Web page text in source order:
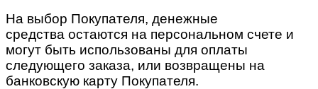
На выбор Покупателя, денежные
средства остаются на персональном счете и
могут быть использованы для оплаты
следующего заказа, или возвращены на
банковскую карту Покупателя.